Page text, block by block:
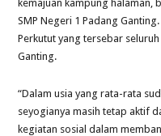
kemajuan kampung halaman,
SMP Negeri 1 Padang
Perkutut yang tersebar
Ganting.
“Dalam usia yang rata-rata
seyogianya masih tetap aktif
kegiatan sosial dalam